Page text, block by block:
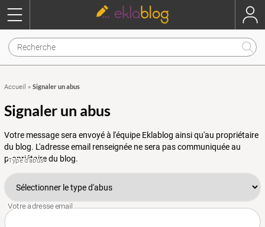
Accueil » Signaler un abus
Signaler un abus
Votre message sera envoyé à l'équipe Eklablog ainsi qu'au propriétaire
du blog. L'adresse email renseignée ne sera pas communiquée au
propriétaire du blog.